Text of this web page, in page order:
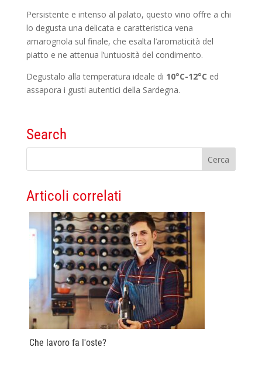
Persistente e intenso al palato, questo vino offre a chi
lo degusta una delicata e caratteristica vena
amarognola sul finale, che esalta l’aromaticità del
piatto e ne attenua l’untuosità del condimento.
Degustalo alla temperatura ideale di 10°C-12°C ed
assapora i gusti autentici della Sardegna.
Search
Articoli correlati
Che lavoro fa l'oste?